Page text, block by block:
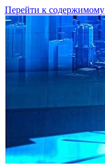
Перейти к содержимому